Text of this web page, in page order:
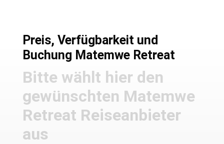
Preis, Verfügbarkeit und
Buchung Matemwe Retreat
Bitte wählt hier den
gewünschten Matemwe
Retreat Reiseanbieter
aus